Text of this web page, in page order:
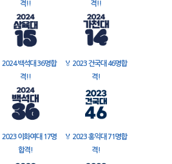
격!!
격!!
2024 백석대 36명합
격!!
🏅 2023 건국대 46명합
격!
2023 이화여대 17명
합격!
🏅 2023 홍익대 71명합
격!